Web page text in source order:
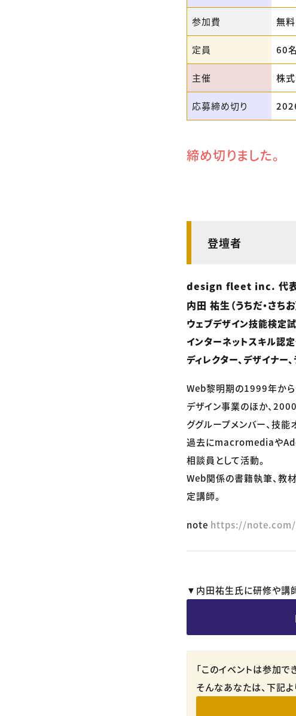
参加費 無料
定員 60名
主催 株
応募締め切り
締め切りました。
登壇者
design fleet inc. 代
内田 祐生（うちだ・さちお
ウェブデザイン技能検定
インターネットスキル認
ディレクター、デザイナー
Web黎明期の1999年から
デザイン事業のほか、
ググループメンバー、技
過去にmacromediaや
相談員として活動。
Web関係の書籍執筆、教
定講師。
note https://
▼内田祐生氏に研修や講
「このイベントは参加で
そんなあなたは、下記